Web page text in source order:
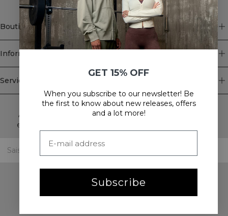
Boutique
Information
Service client
Newsletter
Abonnez-vous à notre newsletter! Recevez des offres
exclusives, nos dernières nouvelles et bien plus encore.
GET 15% OFF
When you subscribe to our newsletter! Be
the first to know about new releases, offers
and a lot more!
Subscribe